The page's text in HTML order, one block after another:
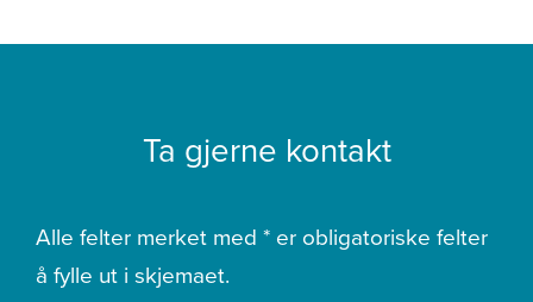
Ta gjerne kontakt
Alle felter merket med * er obligatoriske felter
å fylle ut i skjemaet.